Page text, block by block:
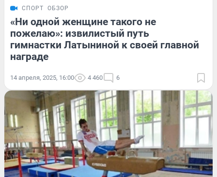
СПОРТ ОБЗОР
«Ни одной женщине такого не
пожелаю»: извилистый путь
гимнастки Латыниной к своей главной
награде
14 апреля, 2025, 16:00 4 460 6